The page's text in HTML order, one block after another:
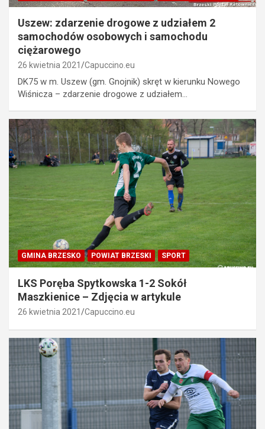
Uszew: zdarzenie drogowe z udziałem 2
samochodów osobowych i samochodu
ciężarowego
26 kwietnia 2021 Capuccino.eu
DK75 w m. Uszew (gm. Gnojnik) skręt w kierunku Nowego
Wiśnicza – zdarzenie drogowe z udziałem…
GMINA BRZESKO POWIAT BRZESKI SPORT
LKS Poręba Spytkowska 1-2 Sokół
Maszkienice – Zdjęcia w artykule
26 kwietnia 2021 Capuccino.eu